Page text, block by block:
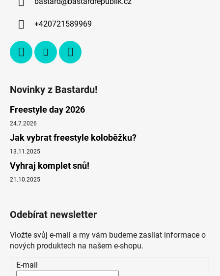
+420721589969
Novinky z Bastardu!
Freestyle day 2026
24.7.2026
Jak vybrat freestyle koloběžku?
13.11.2025
Vyhraj komplet snů!
21.10.2025
Odebírat newsletter
Vložte svůj e-mail a my vám budeme zasílat informace o
nových produktech na našem e-shopu.
E-mail